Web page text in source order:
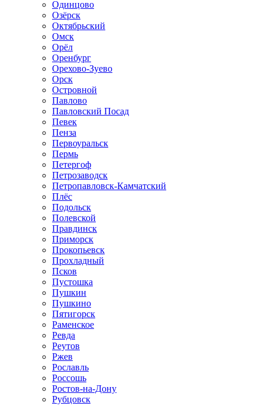
Одинцово
Озёрск
Октябрьский
Омск
Орёл
Оренбург
Орехово-Зуево
Орск
Островной
Павлово
Павловский Посад
Певек
Пенза
Первоуральск
Пермь
Петергоф
Петрозаводск
Петропавловск-Камчатский
Плёс
Подольск
Полевской
Правдинск
Приморск
Прокопьевск
Прохладный
Псков
Пустошка
Пушкин
Пушкино
Пятигорск
Раменское
Ревда
Реутов
Ржев
Рославль
Россошь
Ростов-на-Дону
Рубцовск